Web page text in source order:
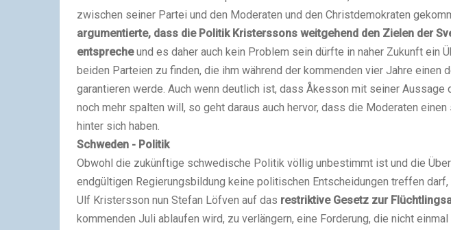
zwischen seiner Partei und den Moderaten und den Christdemokraten
argumentierte, dass die Politik Kristerssons weitgehend den Zielen der
entsprecheund es daher auch kein Problem sein dürfte in naher Zukunft ein
beiden Parteien zu finden, die ihm während der kommenden vier Jahre einen
garantieren werde. Auch wenn deutlich ist, dass Åkesson mit seiner Aussage
noch mehr spalten will, so geht daraus auch hervor, dass die Moderaten
hinter sich haben.
Schweden - Politik
Obwohl die zukünftige schwedische Politik völlig unbestimmt ist und die
endgültigen Regierungsbildung keine politischen Entscheidungen treffen
Ulf Kristersson nun Stefan Löfven auf das restriktive Gesetz zur
kommenden Juli ablaufen wird, zu verlängern, eine Forderung, die nicht